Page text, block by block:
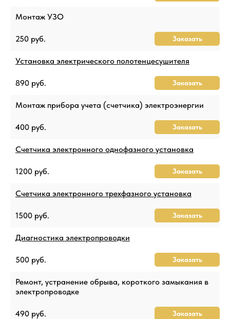
Монтаж УЗО
250 руб. Заказать
Установка электрического полотенцесушителя
890 руб. Заказать
Монтаж прибора учета (счетчика) электроэнергии
400 руб. Заказать
Счетчика электронного однофазного установка
1200 руб. Заказать
Счетчика электронного трехфазного установка
1500 руб. Заказать
Диагностика электропроводки
500 руб. Заказать
Ремонт, устранение обрыва, короткого замыкания в
электропроводке
490 руб. Заказать